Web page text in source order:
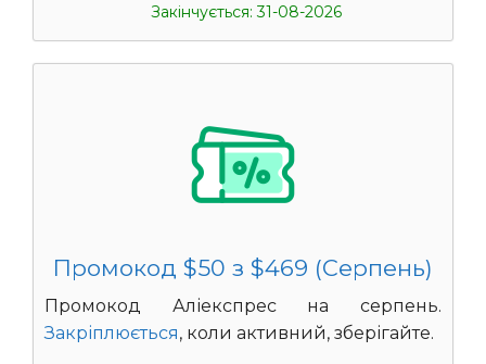
Закінчується: 31-08-2026
Промокод $50 з $469 (Серпень)
Промокод Аліекспрес на серпень.
Закріплюється, коли активний, зберігайте.